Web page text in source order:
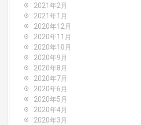
2021年2月
2021年1月
2020年12月
2020年11月
2020年10月
2020年9月
2020年8月
2020年7月
2020年6月
2020年5月
2020年4月
2020年3月